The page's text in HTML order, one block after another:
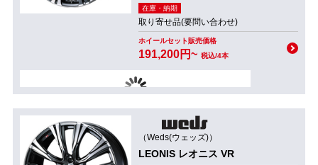
在庫・納期
取り寄せ品(要問い合わせ)
ホイールセット販売価格
191,200円~ 税込/4本
（Weds(ウェッズ)）
LEONIS レオニス VR